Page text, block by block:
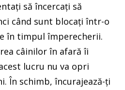
să încercați să
când sunt blocați într-o
în timpul împerecherii.
câinilor în afară îi
lucru nu va opri
În schimb, încurajează-ți